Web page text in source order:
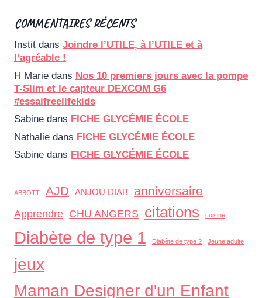
COMMENTAIRES RÉCENTS
Instit dans Joindre l’UTILE, à l’UTILE et à
l’agréable !
H Marie dans Nos 10 premiers jours avec la pompe
T-Slim et le capteur DEXCOM G6
#essaifreelifekids
Sabine dans FICHE GLYCÉMIE ÉCOLE
Nathalie dans FICHE GLYCÉMIE ÉCOLE
Sabine dans FICHE GLYCÉMIE ÉCOLE
ABBOTT AJD ANJOU DIAB anniversaire
Apprendre CHU ANGERS citations cuisine
Diabète de type 1 Diabète de type 2 Jeune adulte
jeux
Maman Designer d'un Enfant